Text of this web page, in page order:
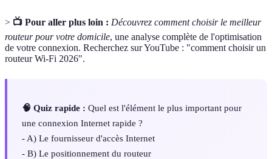
> 📺 Pour aller plus loin : Découvrez comment choisir le meilleur
routeur pour votre domicile, une analyse complète de l'optimisation
de votre connexion. Recherchez sur YouTube : "comment choisir un
routeur Wi-Fi 2026".
🧠 Quiz rapide : Quel est l'élément le plus important pour
une connexion Internet rapide ?
- A) Le fournisseur d'accès Internet
- B) Le positionnement du routeur